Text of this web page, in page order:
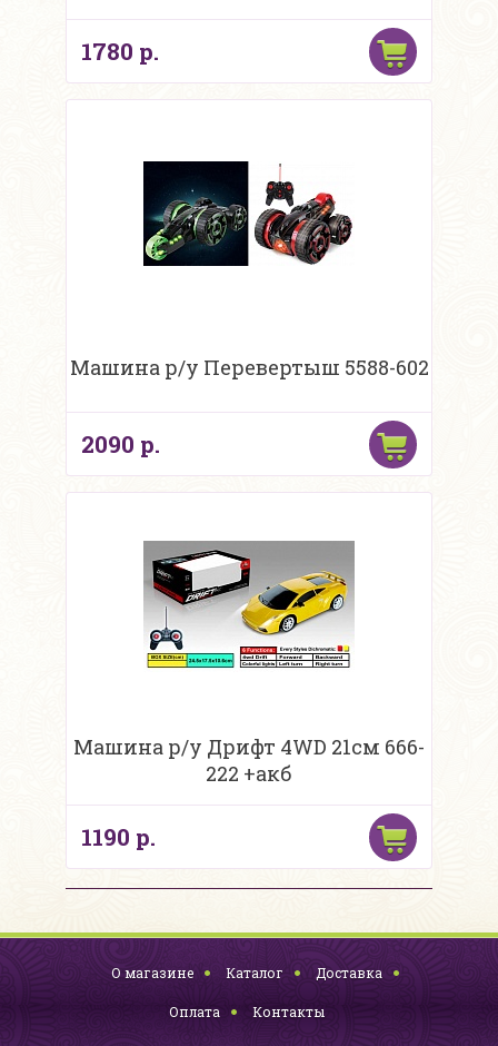
1780 р.
Машина р/у Перевертыш 5588-602
2090 р.
Машина р/у Дрифт 4WD 21см 666-
222 +акб
1190 р.
О магазине Каталог Доставка
Оплата Контакты